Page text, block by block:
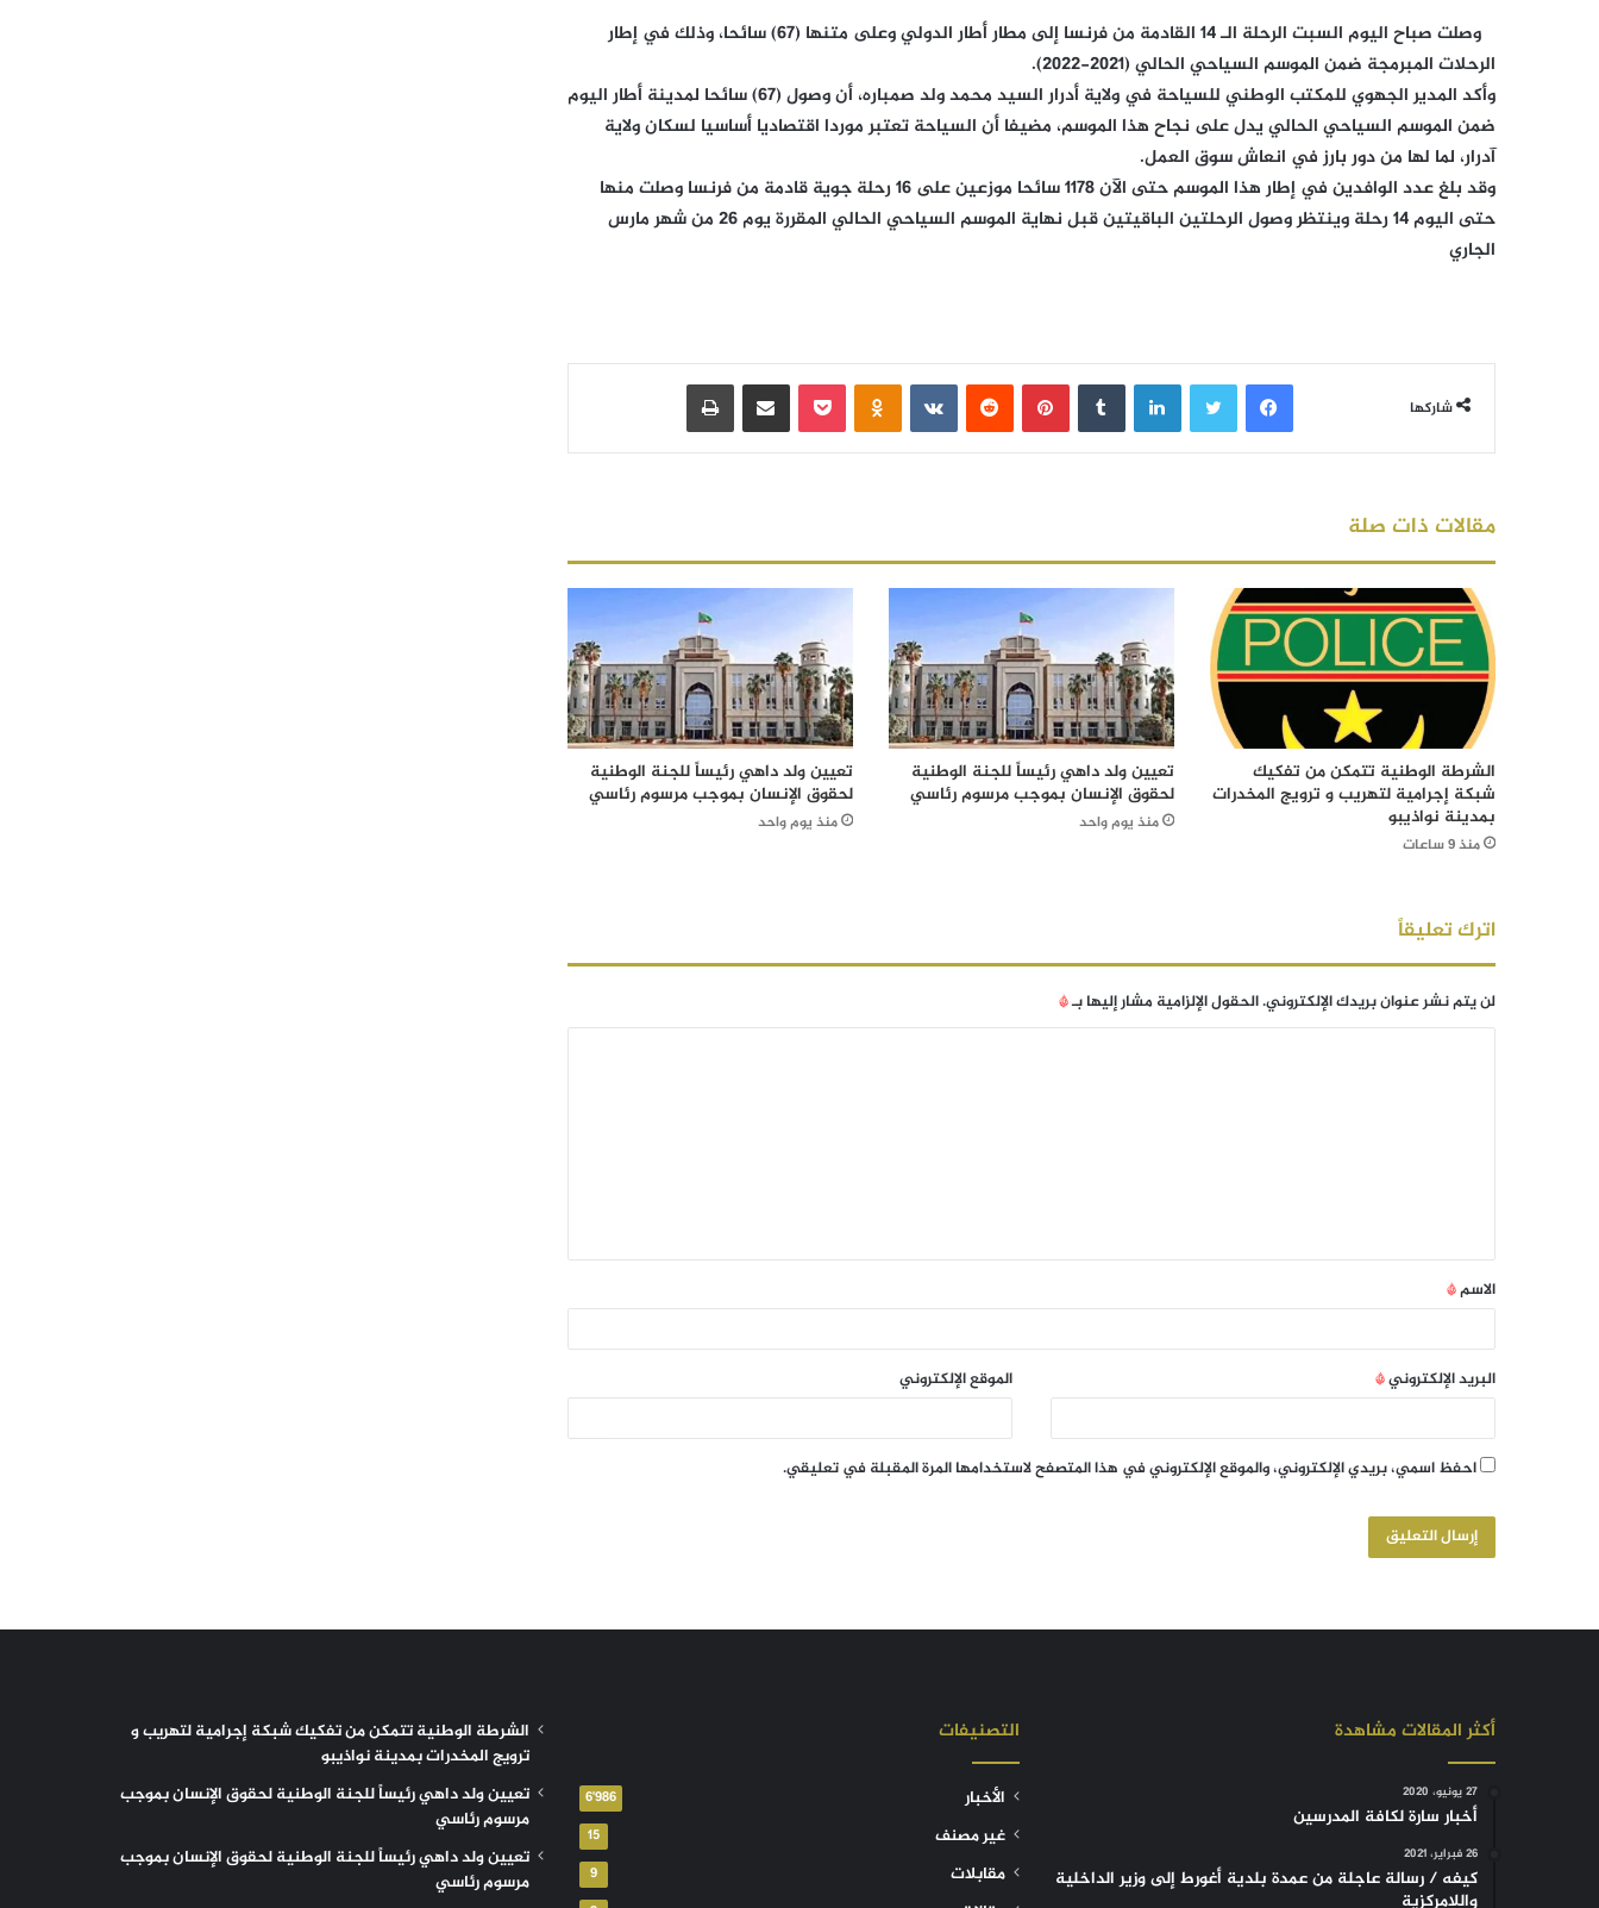
وصلت صباح اليوم السبت الرحلة الـ 14 القادمة من فرنسا إلى مطار أطار الدولي وعلى متنها (67) سائحا، وذلك في إطار
الرحلات المبرمجة ضمن الموسم السياحي الحالي (2021-2022).
وأكد المدير الجهوي للمكتب الوطني للسياحة في ولاية أدرار السيد محمد ولد صمباره، أن وصول (67) سائحا لمدينة أطار اليوم
ضمن الموسم السياحي الحالي يدل على نجاح هذا الموسم، مضيفا أن السياحة تعتبر موردا اقتصاديا أساسيا لسكان ولاية
آدرار، لما لها من دور بارز في انعاش سوق العمل.
وقد بلغ عدد الوافدين في إطار هذا الموسم حتى الآن 1178 سائحا موزعين على 16 رحلة جوية قادمة من فرنسا وصلت منها
حتى اليوم 14 رحلة وينتظر وصول الرحلتين الباقيتين قبل نهاية الموسم السياحي الحالي المقررة يوم 26 من شهر مارس
الجاري
شاركها
فيسبوك لينكدإن بينتيريست بوكيت مشاركة عبر البريد
مقالات ذات صلة
الشرطة الوطنية تتمكن من تفكيك
شبكة إجرامية لتهريب و ترويج المخدرات
بمدينة نواذيبو
منذ 9 ساعات
تعيين ولد داهي رئيساً للجنة الوطنية
لحقوق الإنسان بموجب مرسوم رئاسي
منذ يوم واحد
تعيين ولد داهي رئيساً للجنة الوطنية
لحقوق الإنسان بموجب مرسوم رئاسي
منذ يوم واحد
اترك تعليقاً
لن يتم نشر عنوان بريدك الإلكتروني.الحقول الإلزامية مشار إليها بـ*
الاسم*
البريد الإلكتروني* الموقع الإلكتروني
احفظ اسمي، بريدي الإلكتروني، والموقع الإلكتروني في هذا المتصفح لاستخدامها المرة المقبلة في تعليقي.
أكثر المقالات مشاهدة
27 يونيو، 2020
أخبار سارة لكافة المدرسين
26 فبراير، 2021
كيفه / رسالة عاجلة من عمدة بلدية أغورط إلى وزير الداخلية
واللامركزية
التصنيفات
الأخبار 6٬986
غير مصنف 15
مقابلات 9
الشرطة الوطنية تتمكن من تفكيك شبكة إجرامية لتهريب و
ترويج المخدرات بمدينة نواذيبو
تعيين ولد داهي رئيساً للجنة الوطنية لحقوق الإنسان بموجب
مرسوم رئاسي
تعيين ولد داهي رئيساً للجنة الوطنية لحقوق الإنسان بموجب
مرسوم رئاسي